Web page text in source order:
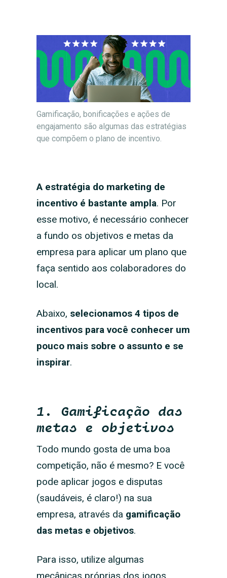
Gamificação, bonificações e ações de
engajamento são algumas das estratégias
que compõem o plano de incentivo.
A estratégia do marketing de
incentivo é bastante ampla. Por
esse motivo, é necessário conhecer
a fundo os objetivos e metas da
empresa para aplicar um plano que
faça sentido aos colaboradores do
local.
Abaixo, selecionamos 4 tipos de
incentivos para você conhecer um
pouco mais sobre o assunto e se
inspirar.
1. Gamificação das
metas e objetivos
Todo mundo gosta de uma boa
competição, não é mesmo? E você
pode aplicar jogos e disputas
(saudáveis, é claro!) na sua
empresa, através da gamificação
das metas e objetivos.
Para isso, utilize algumas